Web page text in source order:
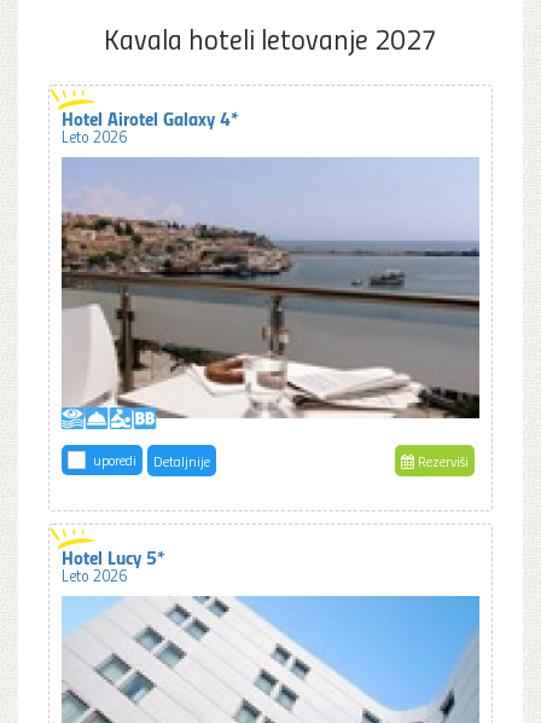
Kavala hoteli letovanje 2027
Hotel Airotel Galaxy 4*
Leto 2026
uporedi Detaljnije Rezerviši
Hotel Lucy 5*
Leto 2026